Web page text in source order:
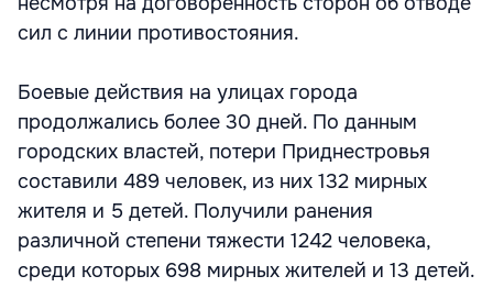
сил с линии противостояния.
Боевые действия на улицах города
продолжались более 30 дней. По данным
городских властей, потери Приднестровья
составили 489 человек, из них 132 мирных
жителя и 5 детей. Получили ранения
различной степени тяжести 1242 человека,
среди которых 698 мирных жителей и 13 детей.